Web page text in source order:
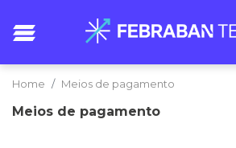
Home Meios de pagamento
Meios de pagamento